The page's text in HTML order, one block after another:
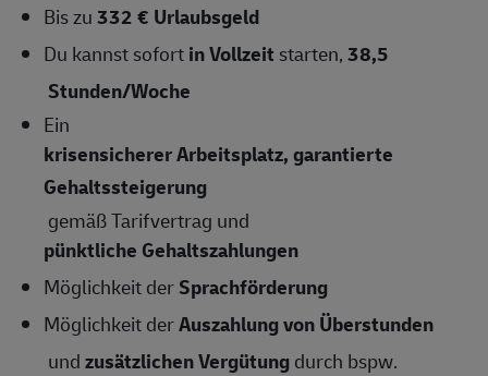
Bis zu332 € Urlaubsgeld
Du kannst sofortin Vollzeit starten,38,5
Stunden/Woche
Ein
krisensicherer Arbeitsplatz, garantierte
Gehaltssteigerung
gemäß Tarifvertrag und
pünktliche Gehaltszahlungen
Möglichkeit derSprachförderung
Möglichkeit derAuszahlung von Überstunden
undzusätzlichen Vergütungdurch bspw.